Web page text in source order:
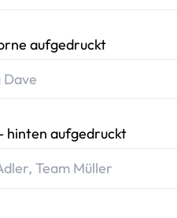
aufgedruckt
hinten aufgedruckt